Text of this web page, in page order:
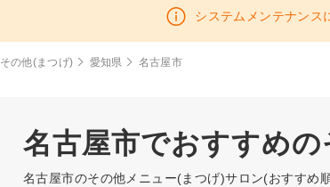
システムメンテナン
その他(まつげ) 愛知県 名古屋市
名古屋市でおすすめ
名古屋市のその他メニュー(まつげ)サロン(おすすめ